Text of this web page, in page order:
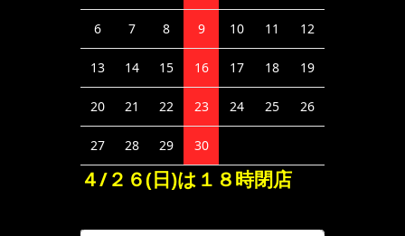
6 7 8 9 10 11 12
13 14 15 16 17 18 19
20 21 22 23 24 25 26
27 28 29 30
４/２６(日)は１８時閉店